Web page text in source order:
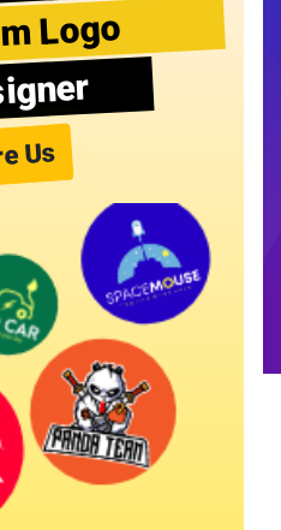
Logo
Us